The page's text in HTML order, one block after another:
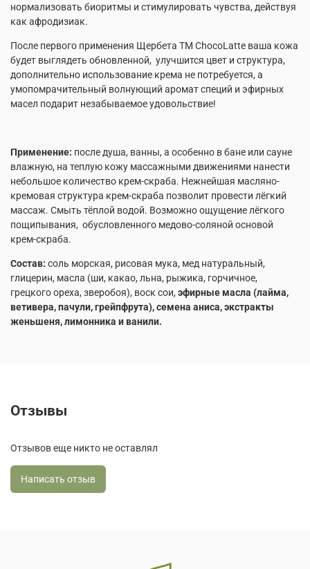
нормализовать биоритмы и стимулировать чувства, действуя
как афродизиак.
После первого применения Щербета ТМ ChocoLatte ваша кожа
будет выглядеть обновленной, улучшится цвет и структура,
дополнительно использование крема не потребуется, а
умопомрачительный волнующий аромат специй и эфирных
масел подарит незабываемое удовольствие!
Применение: после душа, ванны, а особенно в бане или сауне
влажную, на теплую кожу массажными движениями нанести
небольшое количество крем-скраба. Нежнейшая масляно-
кремовая структура крем-скраба позволит провести лёгкий
массаж. Смыть тёплой водой. Возможно ощущение лёгкого
пощипывания, обусловленного медово-соляной основой
крем-скраба.
Состав: соль морская, рисовая мука, мед натуральный,
глицерин, масла (ши, какао, льна, рыжика, горчичное,
грецкого ореха, зверобоя), воск сои, эфирные масла (лайма,
ветивера, пачули, грейпфрута), семена аниса, экстракты
женьшеня, лимонника и ванили.
Отзывы
Отзывов еще никто не оставлял
Написать отзыв